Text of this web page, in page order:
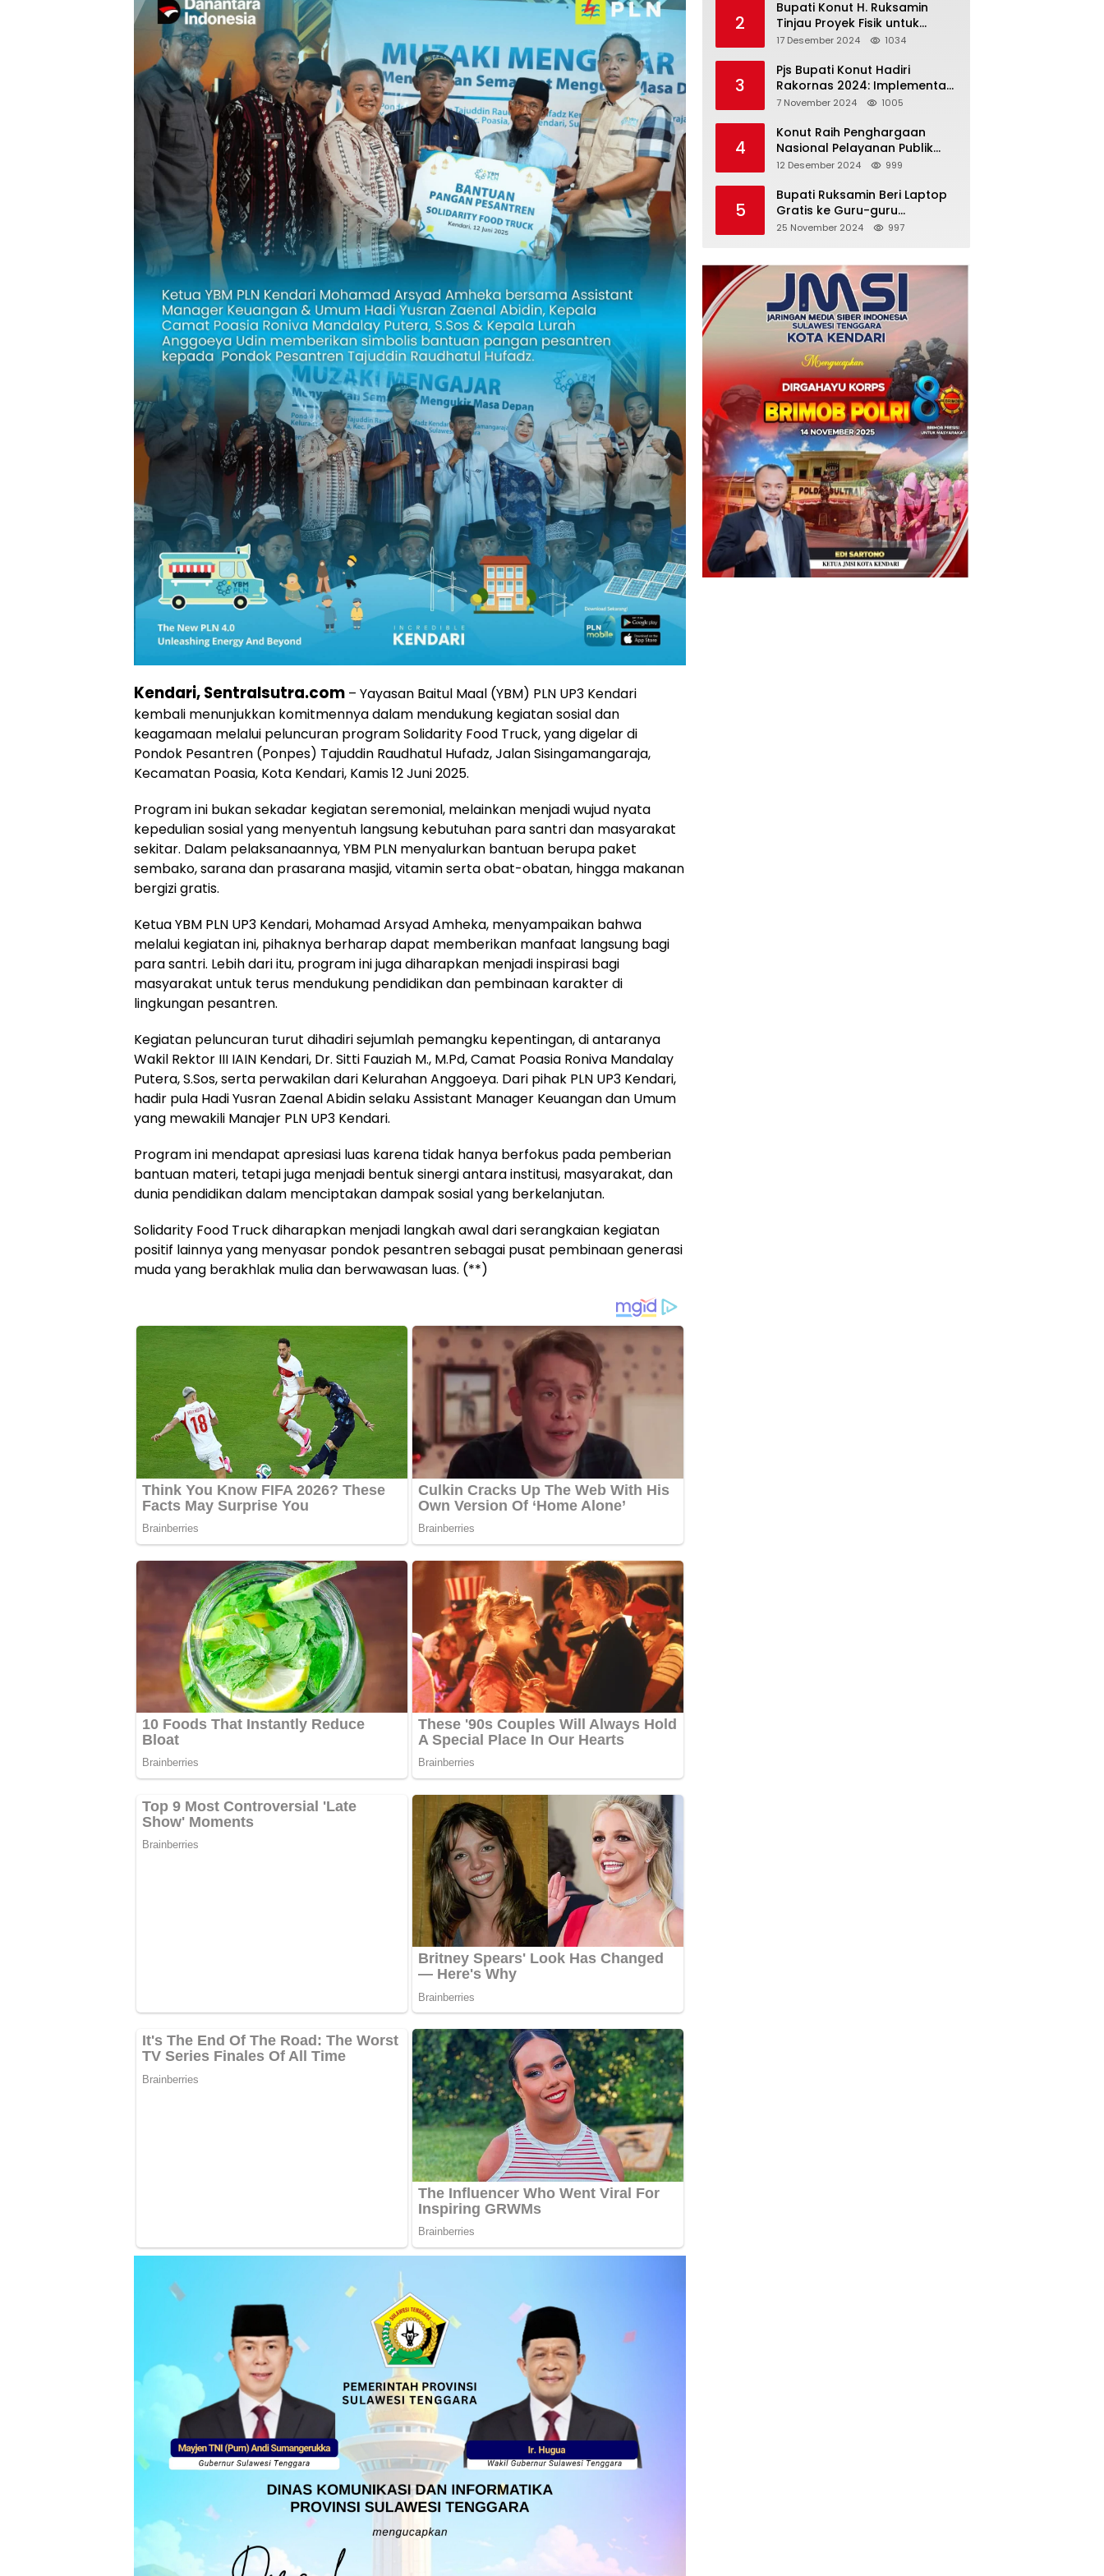
Kendari, Sentralsutra.com – Yayasan Baitul Maal (YBM) PLN UP3 Kendari
kembali menunjukkan komitmennya dalam mendukung kegiatan sosial dan
keagamaan melalui peluncuran program Solidarity Food Truck, yang digelar di
Pondok Pesantren (Ponpes) Tajuddin Raudhatul Hufadz, Jalan Sisingamangaraja,
Kecamatan Poasia, Kota Kendari, Kamis 12 Juni 2025.
Program ini bukan sekadar kegiatan seremonial, melainkan menjadi wujud nyata
kepedulian sosial yang menyentuh langsung kebutuhan para santri dan masyarakat
sekitar. Dalam pelaksanaannya, YBM PLN menyalurkan bantuan berupa paket
sembako, sarana dan prasarana masjid, vitamin serta obat-obatan, hingga makanan
bergizi gratis.
Ketua YBM PLN UP3 Kendari, Mohamad Arsyad Amheka, menyampaikan bahwa
melalui kegiatan ini, pihaknya berharap dapat memberikan manfaat langsung bagi
para santri. Lebih dari itu, program ini juga diharapkan menjadi inspirasi bagi
masyarakat untuk terus mendukung pendidikan dan pembinaan karakter di
lingkungan pesantren.
Kegiatan peluncuran turut dihadiri sejumlah pemangku kepentingan, di antaranya
Wakil Rektor III IAIN Kendari, Dr. Sitti Fauziah M., M.Pd, Camat Poasia Roniva Mandalay
Putera, S.Sos, serta perwakilan dari Kelurahan Anggoeya. Dari pihak PLN UP3 Kendari,
hadir pula Hadi Yusran Zaenal Abidin selaku Assistant Manager Keuangan dan Umum
yang mewakili Manajer PLN UP3 Kendari.
Program ini mendapat apresiasi luas karena tidak hanya berfokus pada pemberian
bantuan materi, tetapi juga menjadi bentuk sinergi antara institusi, masyarakat, dan
dunia pendidikan dalam menciptakan dampak sosial yang berkelanjutan.
Solidarity Food Truck diharapkan menjadi langkah awal dari serangkaian kegiatan
positif lainnya yang menyasar pondok pesantren sebagai pusat pembinaan generasi
muda yang berakhlak mulia dan berwawasan luas. (**)
2
Bupati Konut H. Ruksamin
Tinjau Proyek Fisik untuk
Pastikan Kesesuaian dengan
17 Desember 2024 1034
3
Pjs Bupati Konut Hadiri
Rakornas 2024: Implementasi
Asta Cita Menuju Indonesia
7 November 2024 1005
4
Konut Raih Penghargaan
Nasional Pelayanan Publik
2024: Bukti Komitmen Menuju
12 Desember 2024 999
5
Bupati Ruksamin Beri Laptop
Gratis ke Guru-guru
Penggerak di Konut
25 November 2024 997